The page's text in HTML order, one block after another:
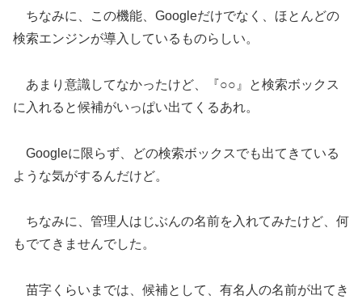
ちなみに、この機能、Googleだけでなく、ほとんどの
検索エンジンが導入しているものらしい。
あまり意識してなかったけど、『○○』と検索ボックス
に入れると候補がいっぱい出てくるあれ。
Googleに限らず、どの検索ボックスでも出てきている
ような気がするんだけど。
ちなみに、管理人はじぶんの名前を入れてみたけど、何
もでてきませんでした。
苗字くらいまでは、候補として、有名人の名前が出てき